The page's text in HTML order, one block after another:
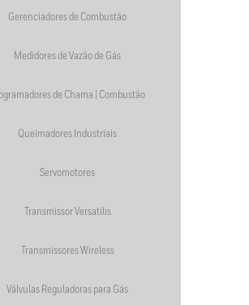
Gerenciadores de Combustão
Medidores de Vazão de Gás
de Chama | Combustão
Queimadores Industriais
Servomotores
Transmissor Versatilis
Transmissores Wireless
Válvulas Reguladoras para Gás